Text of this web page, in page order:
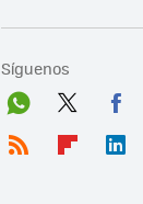
Síguenos
Wh
Twit
Fac